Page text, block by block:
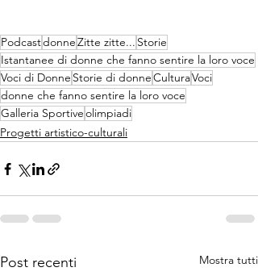
PodcastdonneZitte zitte... Storie
Istantanee di donne che fanno sentire la loro voce
Voci di Donne Storie di donneCulturaVoci
donne che fanno sentire la loro voce
Galleria Sportiveolimpiadi
Progetti artistico-culturali
Post recenti Mostra tutti